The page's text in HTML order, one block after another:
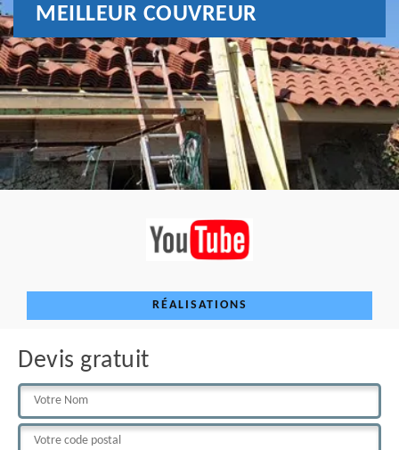
MEILLEUR COUVREUR
RÉALISATIONS
Devis gratuit